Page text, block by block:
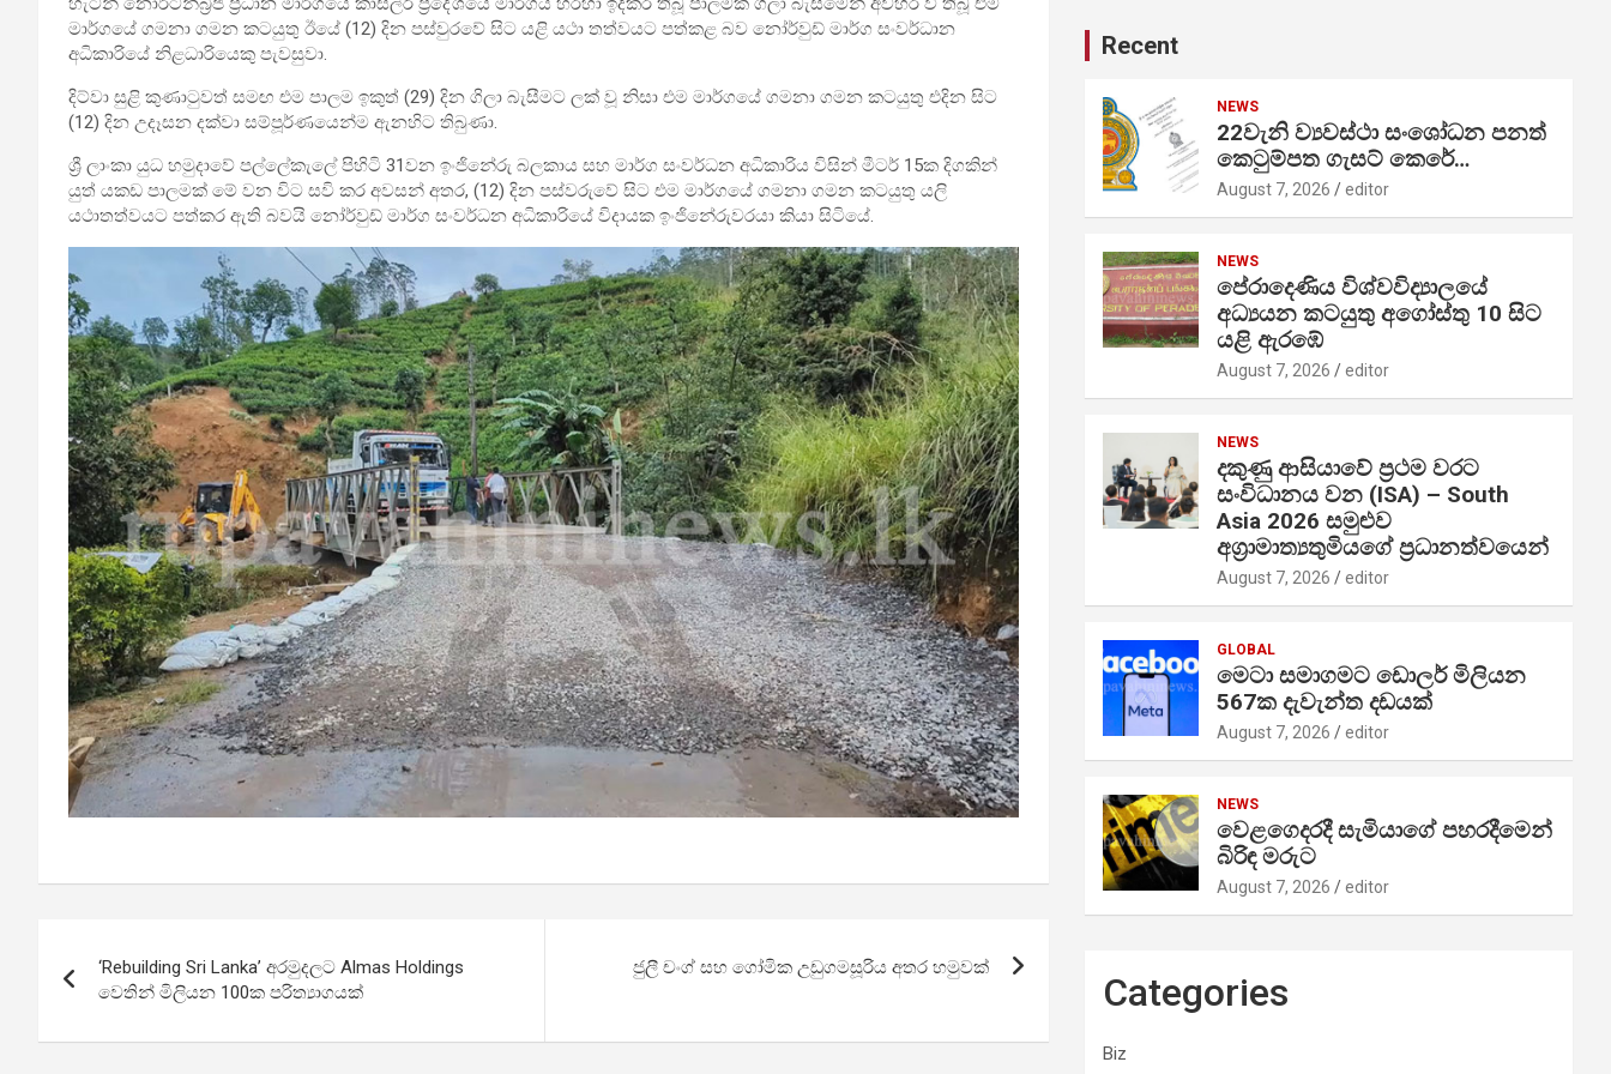
මාර්ගයේ ගමනා ගමන කටයුතු ඊයේ (12) දින පස්වුරවේ සිට යළි යථා තත්වයට පත්කළ බව නෝර්වුඩ් මාර්ග සංවර්ධාන
අධිකාරියේ නිළධාරියෙකු පැවසුවා.
දිට්වා සුළි කුණාටුවත් සමඟ එම පාලම ඉකුත් (29) දින ගිලා බැසීමට ලක් වූ නිසා එම මාර්ගයේ ගමනා ගමන කටයුතු එදින සිට
(12) දින උදෑසන දක්වා සම්පූර්ණයෙන්ම ඇනහිට තිබුණා.
ශ්‍රී ලාංකා යුධ හමුදාවේ පල්ලේකැලේ පිහිටි 31වන ඉංජිනේරු බලකාය සහ මාර්ග සංවර්ධන අධිකාරිය විසින් මීටර් 15ක දිගකින්
යුත් යකඩ පාලමක් මේ වන විට සවි කර අවසන් අතර, (12) දින පස්වරුවේ සිට එම මාර්ගයේ ගමනා ගමන කටයුතු යලි
යථාතත්වයට පත්කර ඇති බවයි නෝර්වුඩ් මාර්ග සංවර්ධන අධිකාරියේ විදායක ඉංජිනේරුවරයා කියා සිටියේ.
navigation
‘Rebuilding Sri Lanka’ අරමුදලට Almas Holdings
වෙතින් මිලියන 100ක පරිත්‍යාගයක්
ජුලී චංග් සහ ගෝමික උඩුගමසූරිය අතර හමුවක්
Recent
NEWS
22වැනි ව්‍යවස්ථා සංශෝධන පනත්
කෙටුම්පත ගැසට් කෙරේ…
August 7, 2026 editor
NEWS
පේරාදෙණිය විශ්වවිද්‍යාලයේ
අධ්‍යයන කටයුතු අගෝස්තු 10 සිට
යළි ඇරඹේ
August 7, 2026 editor
NEWS
දකුණු ආසියාවේ ප්‍රථම වරට
සංවිධානය වන (ISA) – South
Asia 2026 සමුළුව
අග්‍රාමාත්‍යතුමියගේ ප්‍රධානත්වයෙන්
August 7, 2026 editor
GLOBAL
මෙටා සමාගමට ඩොලර් මිලියන
567ක දැවැන්ත දඩයක්
August 7, 2026 editor
NEWS
වෙළගෙදරදී සැමියාගේ පහරදීමෙන්
බිරිඳ මරුට
August 7, 2026 editor
Categories
Biz